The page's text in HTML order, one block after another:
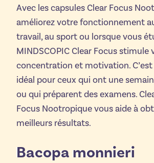
Avec les capsules Clear Focus
améliorez votre fonctionnement
travail, au sport ou lorsque vous
MINDSCOPIC Clear Focus stimule
concentration et motivation.
idéal pour ceux qui ont une
ou qui préparent des examens.
Focus Nootropique vous aide à
meilleurs résultats.
Bacopa monnieri